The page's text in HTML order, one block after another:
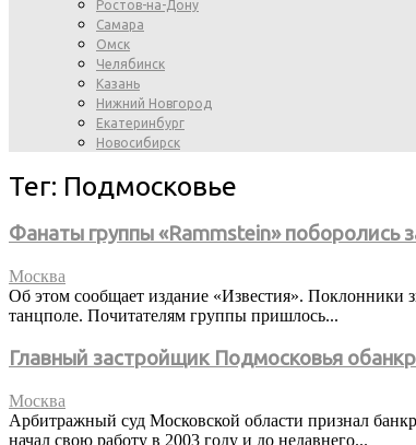
Ростов-на-Дону
Самара
Омск
Челябинск
Казань
Нижний Новгород
Екатеринбург
Новосибирск
Тег: Подмосковье
Фанаты группы «Rammstein» поборолись
Москва
Об этом сообщает издание «Известия». Поклонники
танцполе. Почитателям группы пришлось...
Главный застройщик Подмосковья
Москва
Арбитражный суд Московской области признал
начал свою работу в 2003 году и до недавнего...